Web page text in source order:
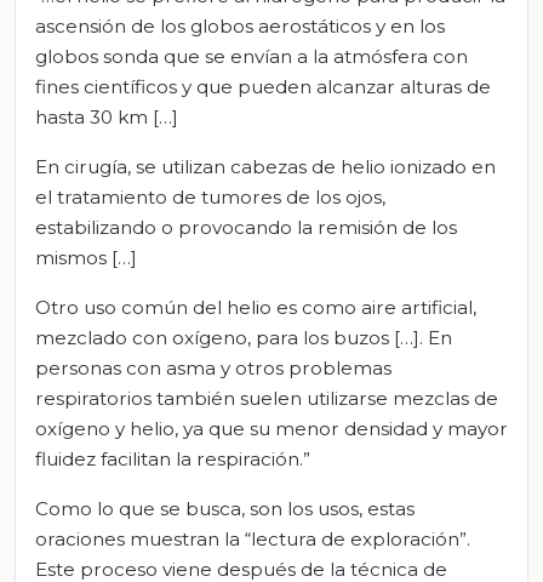
ascensión de los globos aerostáticos y en los
globos sonda que se envían a la atmósfera con
fines científicos y que pueden alcanzar alturas de
hasta 30 km […]
En cirugía, se utilizan cabezas de helio ionizado en
el tratamiento de tumores de los ojos,
estabilizando o provocando la remisión de los
mismos […]
Otro uso común del helio es como aire artificial,
mezclado con oxígeno, para los buzos […]. En
personas con asma y otros problemas
respiratorios también suelen utilizarse mezclas de
oxígeno y helio, ya que su menor densidad y mayor
fluidez facilitan la respiración.”
Como lo que se busca, son los usos, estas
oraciones muestran la “lectura de exploración”.
Este proceso viene después de la técnica de